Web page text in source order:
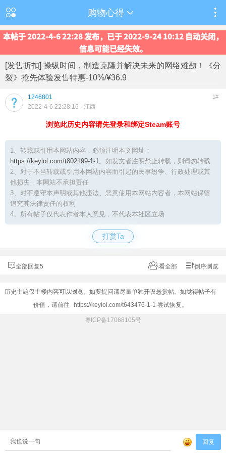
购物心得
本帖于 2022-4-6 22:28 发布，已于 2022-9-24 10:12 自动关闭，
信息可能已经失效。
[发售折扣] 操纵时间，制造克隆并解决未来的网络难题！《分
裂》抢先体验发售特惠-10%/¥36.9
1246801 1#
2022-4-6 22:28:16 · 江西
浏览此历史内容请先登录和绑定Steam账号
1、转载或引用本网站内容，必须注明本文网址：
https://keylol.com/t802199-1-1。如发文者注明禁止转载，则请勿转载
2、对于不当转载或引用本网站内容而引起的民事纷争、行政处理或其
他损失，本网站不承担责任
3、对不遵守本声明或其他违法、恶意使用本网站内容者，本网站保留
追究其法律责任的权利
4、所有帖子仅代表作者本人意见，不代表本社区立场
打赏Ta
全部回复5 看全部 倒序浏览
历史主题仅主楼内容可以浏览。如要提问请尽量单独开设悬赏帖。如觉得帖子有
价值，请前往
https://keylol.com/t643476-1-1 尝试恢复。
粤ICP备17068105号